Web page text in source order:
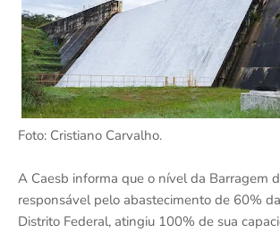
Foto: Cristiano Carvalho.
A Caesb informa que o nível da Barragem
responsável pelo abastecimento de 60%
Distrito Federal, atingiu 100% de sua